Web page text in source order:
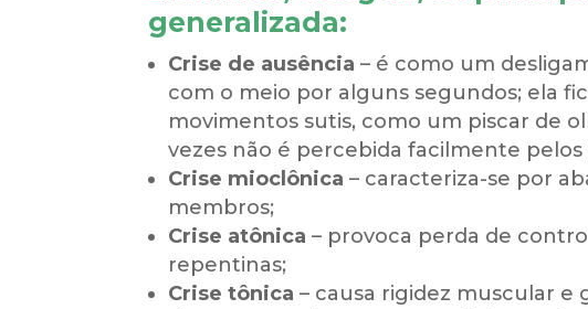
generalizada:
Crise de ausência– é como um
com o meio por alguns segundos; ela
movimentos sutis, como um piscar de
vezes não é percebida facilmente
Crise mioclônica– caracteriza-se por
membros;
Crise atônica– provoca perda de
repentinas;
Crise tônica– causa rigidez muscular e